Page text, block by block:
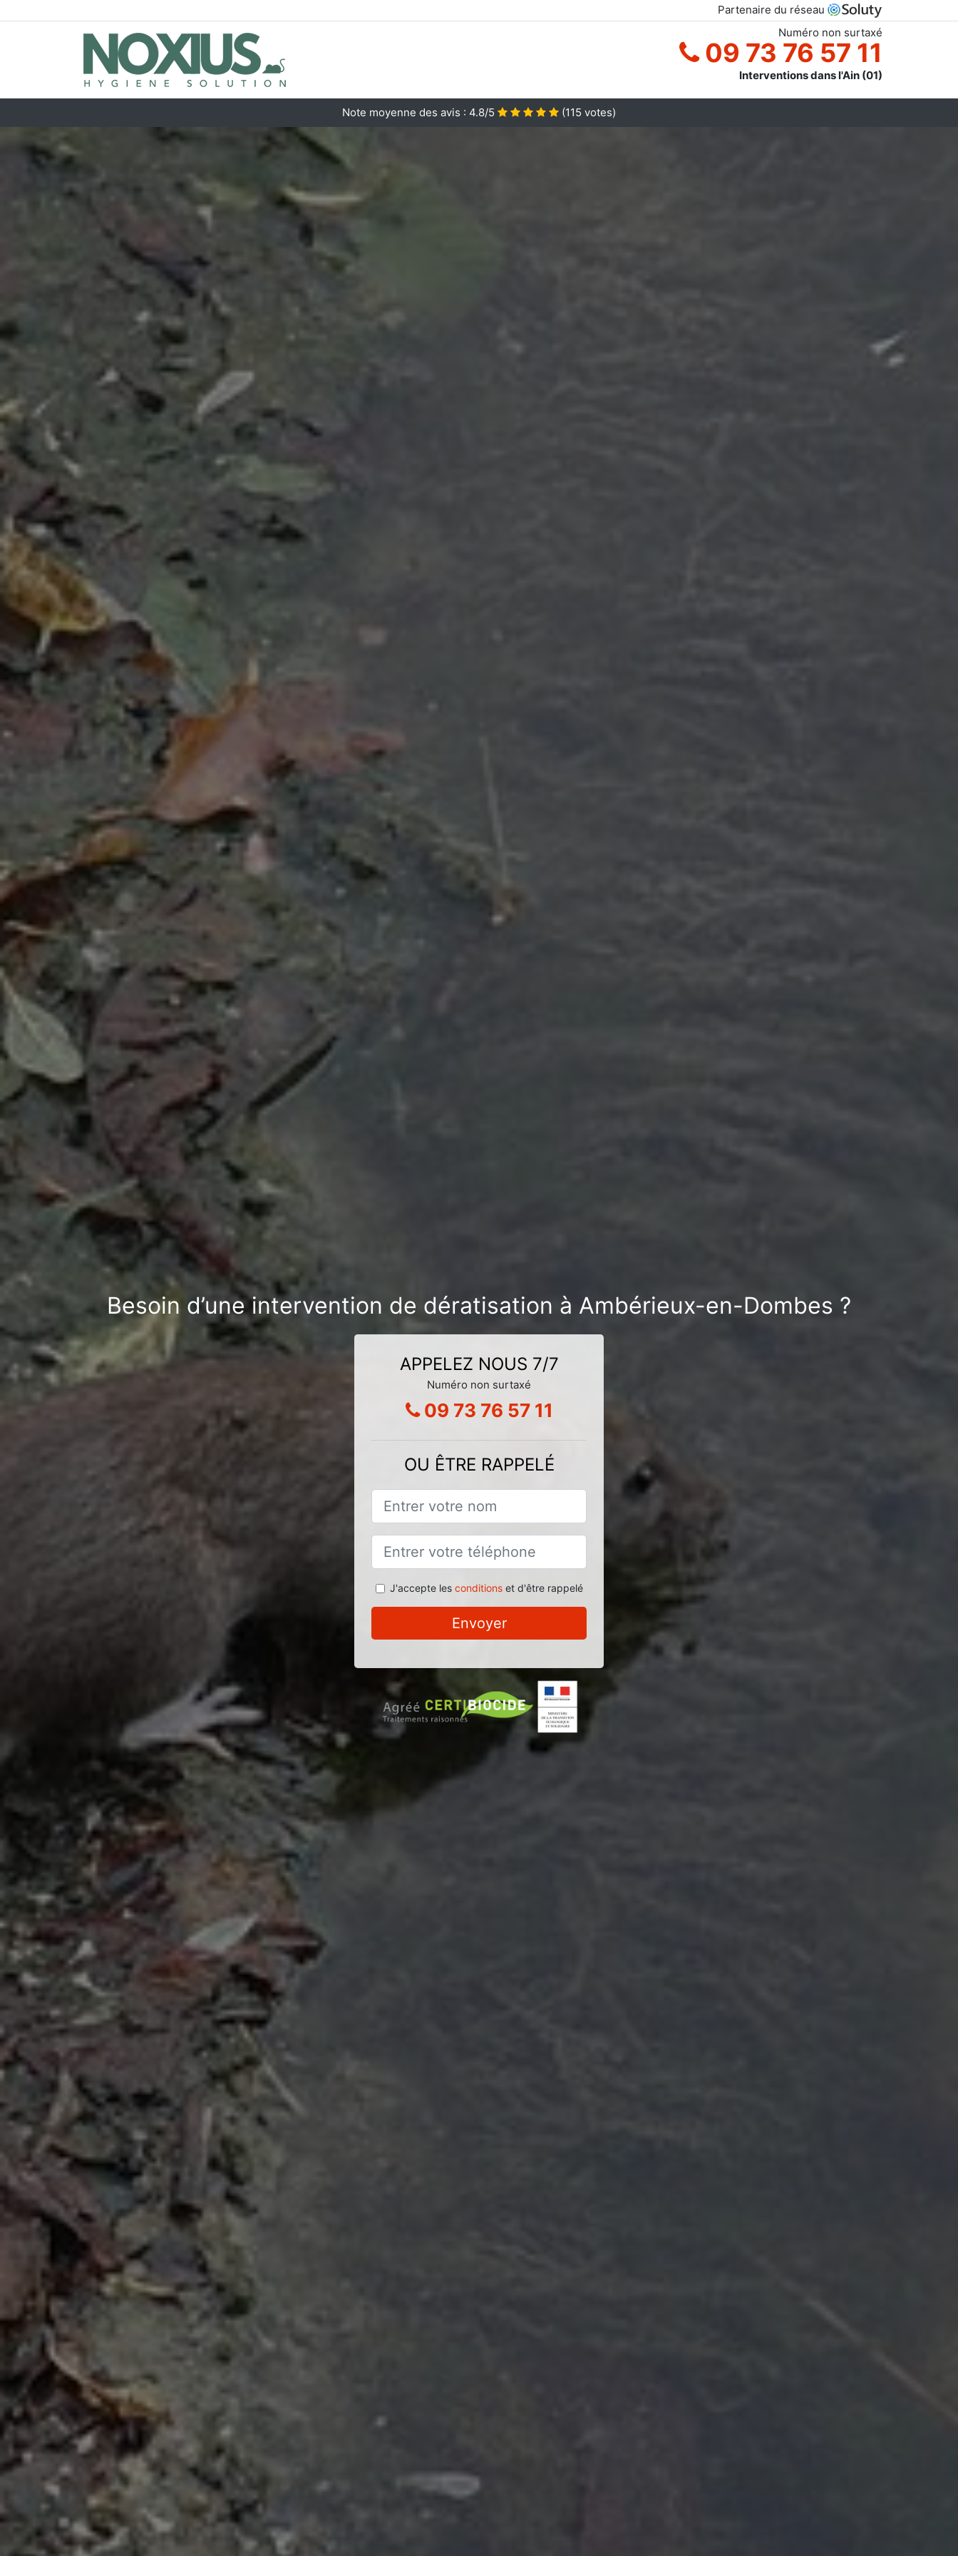
Partenaire du réseau
Numéro non surtaxé
09 73 76 57 11
Interventions dans l'Ain (01)
Note moyenne des avis : 4.8/5 (115 votes)
Besoin d’une intervention de dératisation à Ambérieux-en-Dombes ?
APPELEZ NOUS 7/7
Numéro non surtaxé
09 73 76 57 11
OU ÊTRE RAPPELÉ
J'accepte les conditionset d'être rappelé
Envoyer